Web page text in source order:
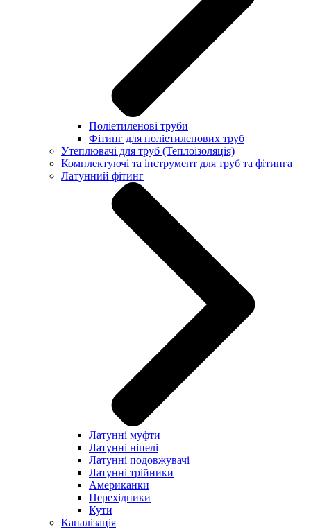
Поліетиленові труби
Фітинг для поліетиленових труб
Утеплювачі для труб (Теплоізоляція)
Комплектуючі та інструмент для труб та фітинга
Латунний фітинг
Латунні муфти
Латунні ніпелі
Латунні подовжувачі
Латунні трійники
Американки
Перехідники
Кути
Каналізація